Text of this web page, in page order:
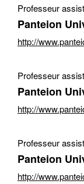
Professeur
Panteion
http://
Professeur
Panteion
http://
Professeur
Panteion
http://